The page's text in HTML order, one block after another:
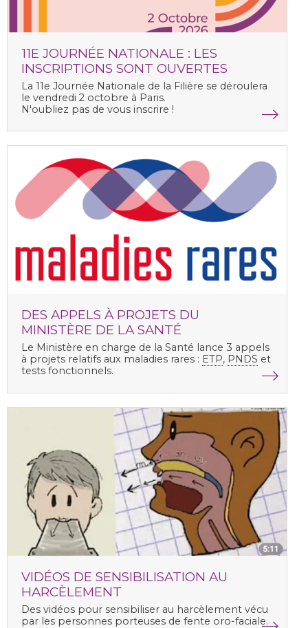
11E JOURNÉE NATIONALE : LES
INSCRIPTIONS SONT OUVERTES
La 11e Journée Nationale de la Filière se déroulera
le vendredi 2 octobre à Paris.
N'oubliez pas de vous inscrire !
DES APPELS À PROJETS DU
MINISTÈRE DE LA SANTÉ
Le Ministère en charge de la Santé lance 3 appels
à projets relatifs aux maladies rares : ETP, PNDS et
tests fonctionnels.
VIDÉOS DE SENSIBILISATION AU
HARCÈLEMENT
Des vidéos pour sensibiliser au harcèlement vécu
par les personnes porteuses de fente oro-faciale.